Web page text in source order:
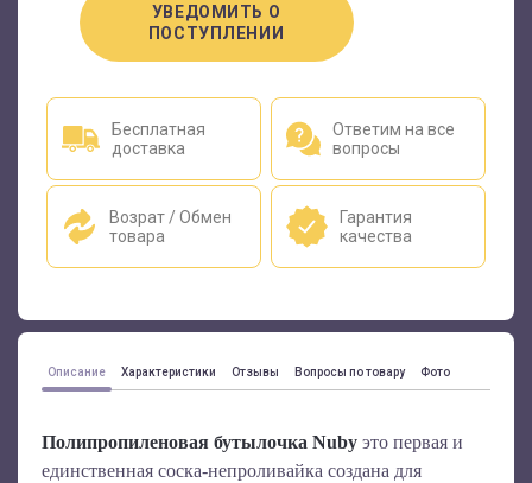
УВЕДОМИТЬ О
ПОСТУПЛЕНИИ
Бесплатная
доставка
Ответим на все
вопросы
Возрат / Обмен
товара
Гарантия
качества
Описание Характеристики Отзывы Вопросы по товару Фото
Полипропиленовая бутылочка Nuby это первая и
единственная соска-непроливайка создана для